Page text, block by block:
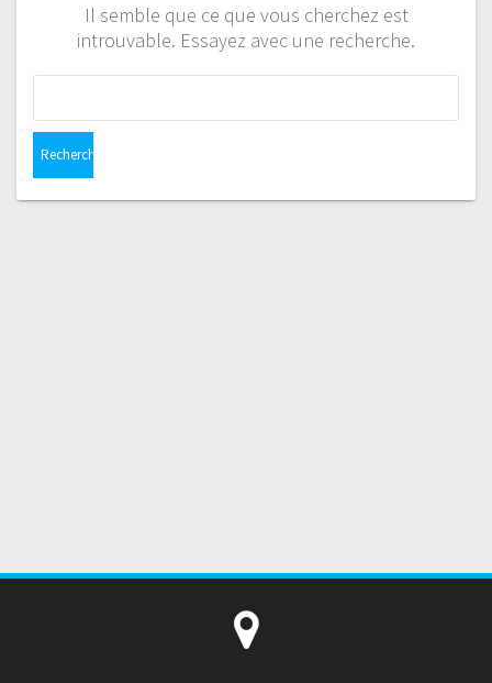
Il semble que ce que vous cherchez est
introuvable. Essayez avec une recherche.